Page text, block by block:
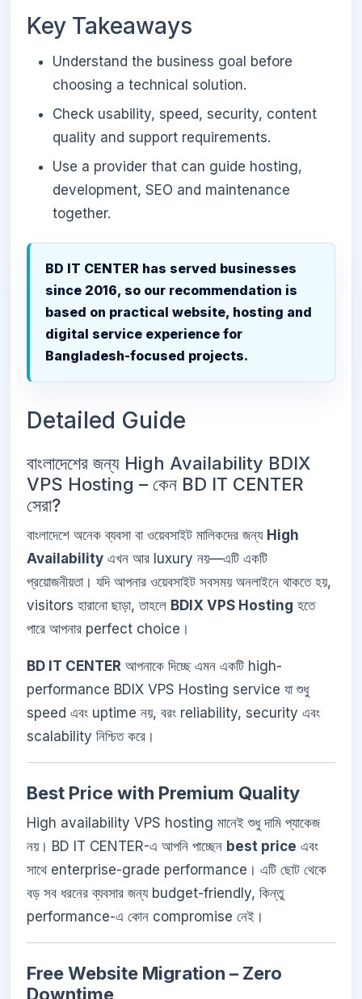
Key Takeaways
Understand the business goal before
choosing a technical solution.
Check usability, speed, security, content
quality and support requirements.
Use a provider that can guide hosting,
development, SEO and maintenance
together.
BD IT CENTER has served businesses
since 2016, so our recommendation is
based on practical website, hosting and
digital service experience for
Bangladesh-focused projects.
Detailed Guide
বাংলাদেশের জন্য High Availability BDIX
VPS Hosting – কেন BD IT CENTER
সেরা?
বাংলাদেশে অনেক ব্যবসা বা ওয়েবসাইট মালিকদের জন্য High
Availability এখন আর luxury নয়—এটি একটি
প্রয়োজনীয়তা। যদি আপনার ওয়েবসাইট সবসময় অনলাইনে থাকতে হয়,
visitors হারানো ছাড়া, তাহলে BDIX VPS Hosting হতে
পারে আপনার perfect choice।
BD IT CENTER আপনাকে দিচ্ছে এমন একটি high-
performance BDIX VPS Hosting service যা শুধু
speed এবং uptime নয়, বরং reliability, security এবং
scalability নিশ্চিত করে।
Best Price with Premium Quality
High availability VPS hosting মানেই শুধু দামি প্যাকেজ
নয়। BD IT CENTER-এ আপনি পাচ্ছেন best price এবং
সাথে enterprise-grade performance। এটি ছোট থেকে
বড় সব ধরনের ব্যবসার জন্য budget-friendly, কিন্তু
performance-এ কোন compromise নেই।
Free Website Migration – Zero
Downtime